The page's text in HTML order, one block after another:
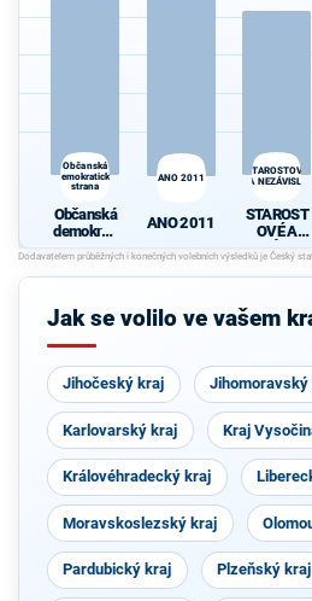
Občanská
demokratická
strana
Občanská
demokrati
cká strana
ANO 2011
ANO 2011
STAROSTOVÉ
A NEZÁVISLÍ
STAROST
OVÉ A
NEZÁVISL
Í
Jak se volilo ve vašem
Jihočeský kraj Jihomoravský
Karlovarský kraj Kraj
Královéhradecký kraj
Moravskoslezský kraj
Pardubický kraj Plzeňský kraj